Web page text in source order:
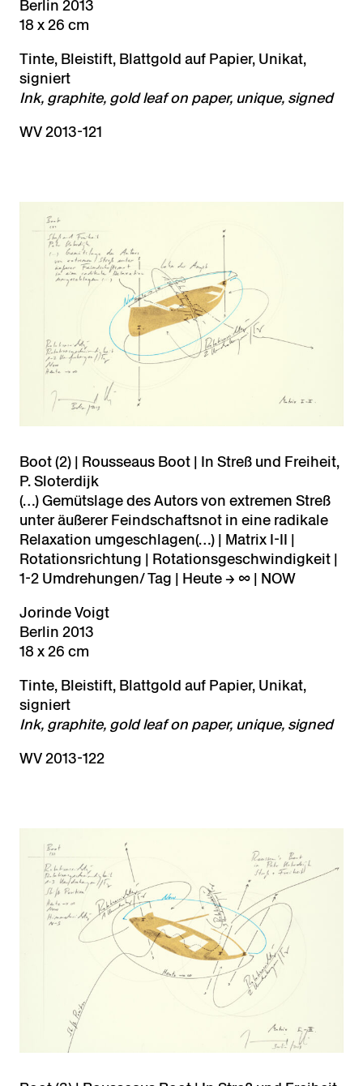
Berlin 2013
18 x 26 cm
Tinte, Bleistift, Blattgold auf Papier, Unikat,
signiert
Ink, graphite, gold leaf on paper, unique, signed
WV 2013-121
Boot (2) | Rousseaus Boot | In Streß und Freiheit,
P. Sloterdijk
(…) Gemütslage des Autors von extremen Streß
unter äußerer Feindschaftsnot in eine radikale
Relaxation umgeschlagen(…) | Matrix I-II |
Rotationsrichtung | Rotationsgeschwindigkeit |
1-2 Umdrehungen/ Tag | Heute → ∞ | NOW
Jorinde Voigt
Berlin 2013
18 x 26 cm
Tinte, Bleistift, Blattgold auf Papier, Unikat,
signiert
Ink, graphite, gold leaf on paper, unique, signed
WV 2013-122